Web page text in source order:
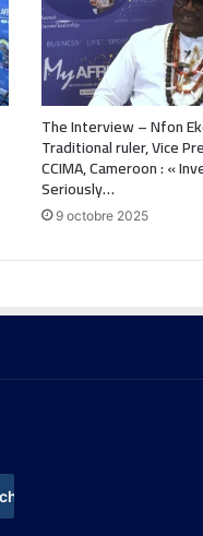
The Interview – Nfon
Traditional ruler, Vice
CCIMA, Cameroon : «
Seriously…
9 octobre 2025